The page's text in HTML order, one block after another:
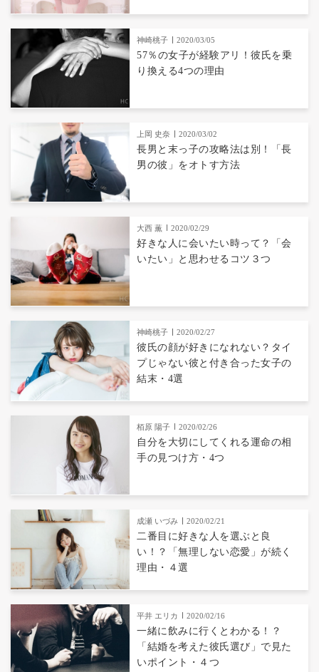
神崎桃子 2020/03/05
57％の女子が経験アリ！彼氏を乗
り換える4つの理由
上岡 史奈 2020/03/02
長男と末っ子の攻略法は別！「長
男の彼」をオトす方法
大西 薫 2020/02/29
好きな人に会いたい時って？「会
いたい」と思わせるコツ３つ
神崎桃子 2020/02/27
彼氏の顔が好きになれない？タイ
プじゃない彼と付き合った女子の
結末・4選
栢原 陽子 2020/02/26
自分を大切にしてくれる運命の相
手の見つけ方・4つ
成瀬 いづみ 2020/02/21
二番目に好きな人を選ぶと良
い！？「無理しない恋愛」が続く
理由・４選
平井 エリカ 2020/02/16
一緒に飲みに行くとわかる！？
「結婚を考えた彼氏選び」で見た
いポイント・４つ